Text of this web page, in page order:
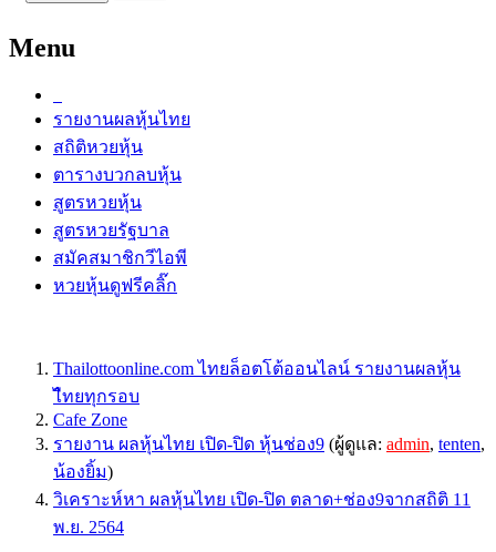
Menu
รายงานผลหุ้นไทย
สถิติหวยหุ้น
ตารางบวกลบหุ้น
สูตรหวยหุ้น
สูตรหวยรัฐบาล
สมัคสมาชิกวีไอพี
หวยหุ้นดูฟรีคลิ๊ก
Thailottoonline.com ไทยล็อตโต้ออนไลน์ รายงานผลหุ้น
ไืทยทุกรอบ
Cafe Zone
รายงาน ผลหุ้นไทย เปิด-ปิด หุ้นช่อง9 (ผู้ดูแล: admin, tenten,
น้องยิ้ม)
วิเคราะห์หา ผลหุ้นไทย เปิด-ปิด ตลาด+ช่อง9จากสถิติ 11
พ.ย. 2564